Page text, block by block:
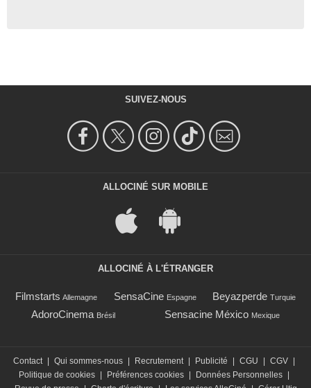
SUIVEZ-NOUS
ALLOCINÉ SUR MOBILE
ALLOCINÉ À L'ÉTRANGER
Filmstarts Allemagne SensaCine Espagne Beyazperde Turquie
AdoroCinema Brésil Sensacine México Mexique
Contact | Qui sommes-nous | Recrutement | Publicité | CGU | CGV |
Politique de cookies | Préférences cookies | Données Personnelles |